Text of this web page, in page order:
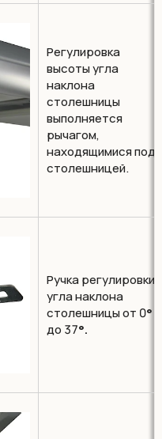
Регулировка
высоты угла
наклона
столешницы
выполняется
рычагом,
находящимися под
столешницей.
Ручка регулировки
угла наклона
столешницы от 0°
до 37°.